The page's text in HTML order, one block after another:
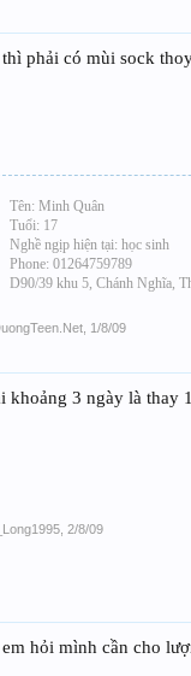
phải có mùi sock
Tên: Minh Quân
Tuổi: 17
Nghề ngịp hiện tại: học sinh
Phone: 01264759789
D90/39 khu 5, Chánh Nghĩa,
1/8/09
khoảng 3 ngày là thay
2/8/09
hỏi mình cần cho